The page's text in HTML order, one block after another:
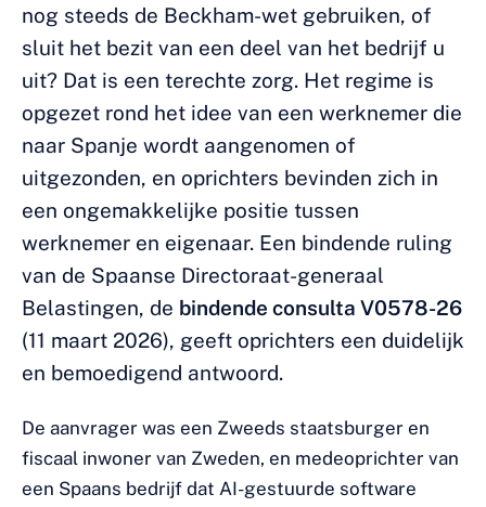
nog steeds de Beckham-wet gebruiken, of
sluit het bezit van een deel van het bedrijf u
uit? Dat is een terechte zorg. Het regime is
opgezet rond het idee van een werknemer die
naar Spanje wordt aangenomen of
uitgezonden, en oprichters bevinden zich in
een ongemakkelijke positie tussen
werknemer en eigenaar. Een bindende ruling
van de Spaanse Directoraat-generaal
Belastingen, de bindende consulta V0578-26
(11 maart 2026), geeft oprichters een duidelijk
en bemoedigend antwoord.
De aanvrager was een Zweeds staatsburger en
fiscaal inwoner van Zweden, en medeoprichter van
een Spaans bedrijf dat AI-gestuurde software